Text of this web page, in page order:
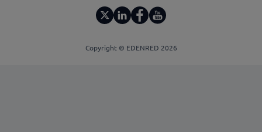
Copyright © EDENRED 2026